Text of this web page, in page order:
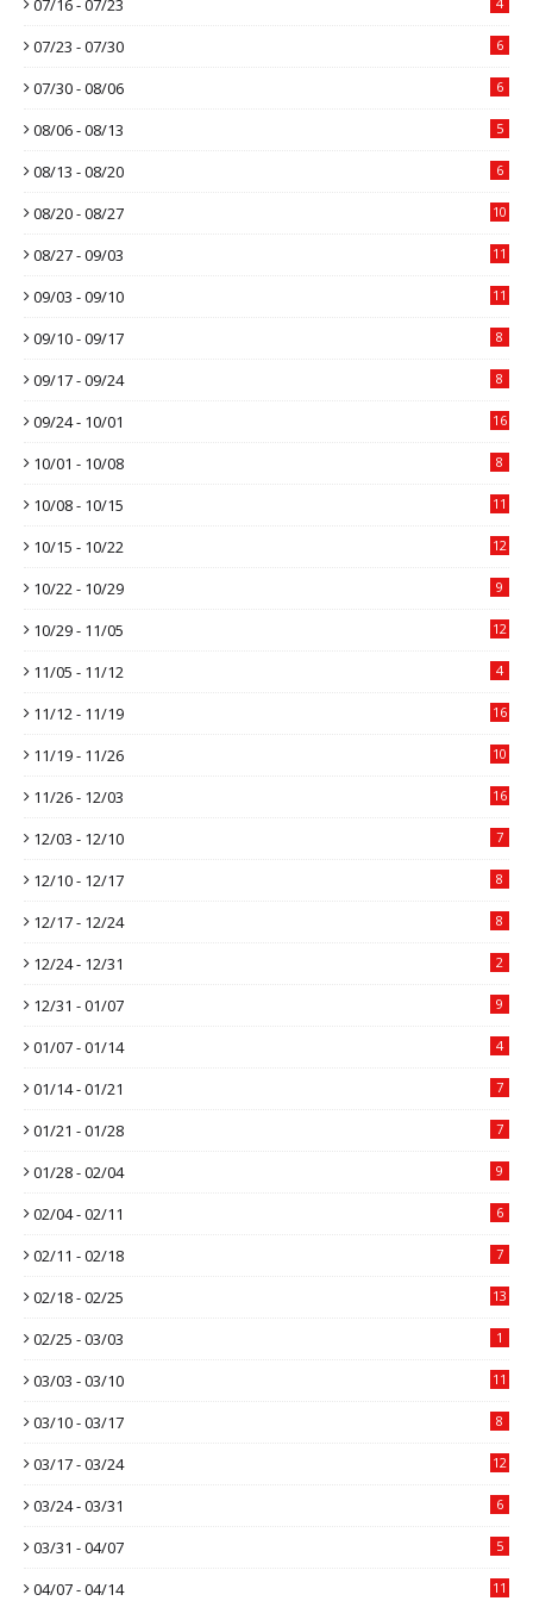
07/16 - 07/23
07/23 - 07/30 6
07/30 - 08/06 6
08/06 - 08/13 5
08/13 - 08/20 6
08/20 - 08/27 10
08/27 - 09/03 11
09/03 - 09/10 11
09/10 - 09/17 8
09/17 - 09/24 8
09/24 - 10/01 16
10/01 - 10/08 8
10/08 - 10/15 11
10/15 - 10/22 12
10/22 - 10/29 9
10/29 - 11/05 12
11/05 - 11/12 4
11/12 - 11/19 16
11/19 - 11/26 10
11/26 - 12/03 16
12/03 - 12/10 7
12/10 - 12/17 8
12/17 - 12/24 8
12/24 - 12/31 2
12/31 - 01/07 9
01/07 - 01/14 4
01/14 - 01/21 7
01/21 - 01/28 7
01/28 - 02/04 9
02/04 - 02/11 6
02/11 - 02/18 7
02/18 - 02/25 13
02/25 - 03/03 1
03/03 - 03/10 11
03/10 - 03/17 8
03/17 - 03/24 12
03/24 - 03/31 6
03/31 - 04/07 5
04/07 - 04/14 11